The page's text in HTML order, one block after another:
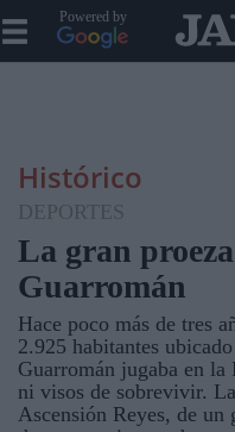
Powered by
Histórico
DEPORTES
La gran
Guarromán
Hace poco más de tres
2.925 habitantes
Guarromán jugaba en
ni visos de sobrevivir.
Ascensión Reyes, de un